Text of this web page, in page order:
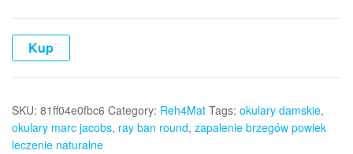
Kup
SKU: 81ff04e0fbc6 Category: Reh4Mat Tags: okulary damskie,
okulary marc jacobs, ray ban round, zapalenie brzegów powiek
leczenie naturalne